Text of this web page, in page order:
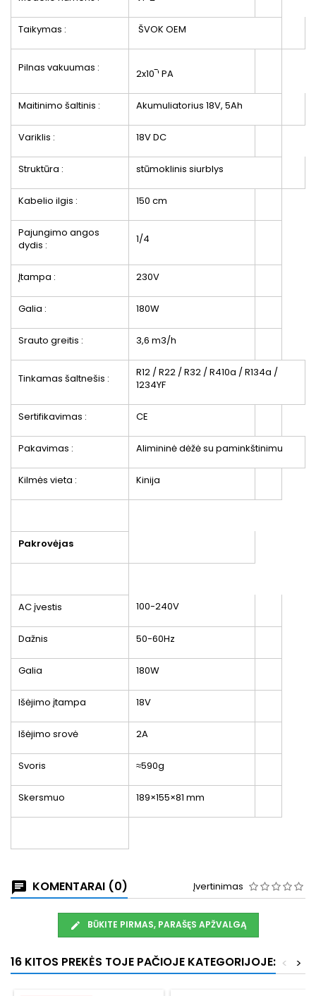
Taikymas : ŠVOK OEM
Pilnas vakuumas : 2x10‾¹ PA
Maitinimo šaltinis : Akumuliatorius 18V, 5Ah
Variklis : 18V DC
Struktūra : stūmoklinis siurblys
Kabelio ilgis : 150 cm
Pajungimo angos
dydis :
1/4
Įtampa : 230V
Galia : 180W
Srauto greitis : 3,6 m3/h
Tinkamas šaltnešis :
R12 / R22 / R32 / R410a / R134a /
1234YF
Sertifikavimas : CE
Pakavimas : Alimininė dėžė su paminkštinimu
Kilmės vieta : Kinija
Pakrovėjas
AC įvestis 100-240V
Dažnis 50-60Hz
Galia 180W
Išėjimo įtampa 18V
Išėjimo srovė 2A
Svoris ≈590g
Skersmuo 189×155×81 mm
KOMENTARAI (0) Įvertinimas
BŪKITE PIRMAS, PARAŠĘS APŽVALGĄ
16 KITOS PREKĖS TOJE PAČIOJE KATEGORIJOJE: >
<